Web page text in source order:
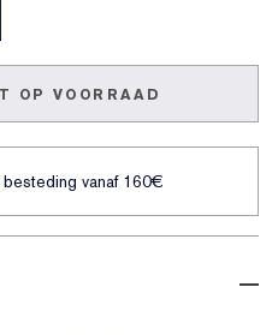
OP VOORRAAD
vanaf 160€